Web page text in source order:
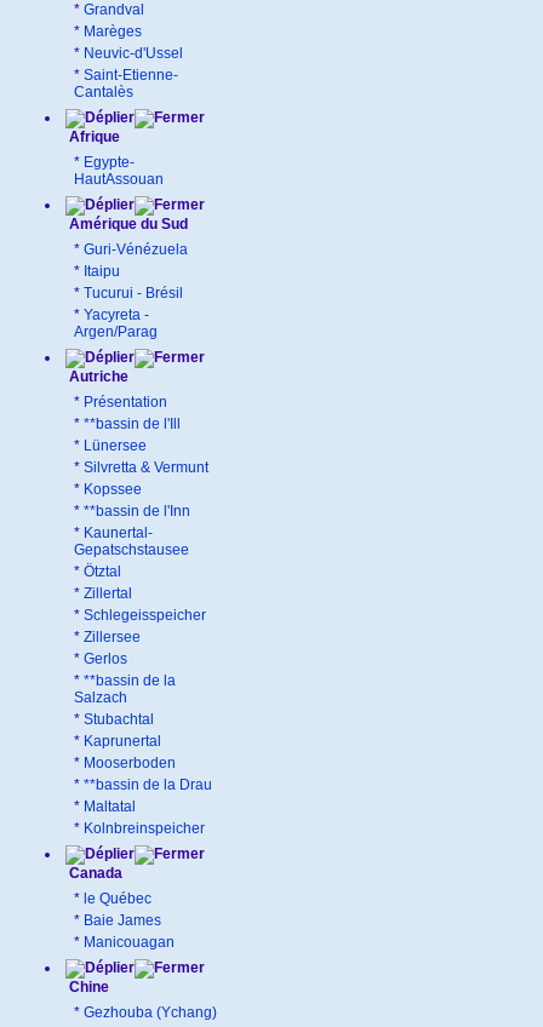
* Grandval
* Marèges
* Neuvic-d'Ussel
* Saint-Etienne-
Cantalès
Afrique
* Egypte-
HautAssouan
Amérique du Sud
* Guri-Vénézuela
* Itaipu
* Tucurui - Brésil
* Yacyreta -
Argen/Parag
Autriche
* Présentation
* **bassin de l'Ill
* Lünersee
* Silvretta & Vermunt
* Kopssee
* **bassin de l'Inn
* Kaunertal-
Gepatschstausee
* Ötztal
* Zillertal
* Schlegeisspeicher
* Zillersee
* Gerlos
* **bassin de la
Salzach
* Stubachtal
* Kaprunertal
* Mooserboden
* **bassin de la Drau
* Maltatal
* Kolnbreinspeicher
Canada
* le Québec
* Baie James
* Manicouagan
Chine
* Gezhouba (Ychang)